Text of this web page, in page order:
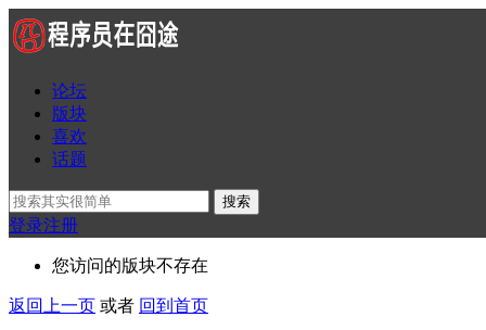
论坛
版块
喜欢
话题
搜索
登录注册
您访问的版块不存在
返回上一页 或者 回到首页